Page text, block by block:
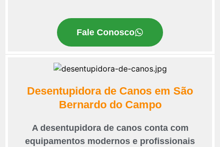
Fale Conosco
Desentupidora de Canos em São
Bernardo do Campo
A desentupidora de canos conta com
equipamentos modernos e profissionais